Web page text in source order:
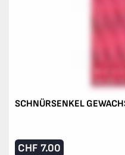
SCHNÜRSENKEL
CHF 7.00